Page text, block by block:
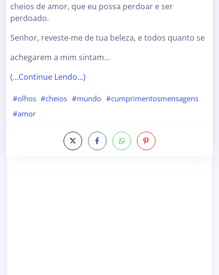
cheios de amor, que eu possa perdoar e ser
perdoado.
Senhor, reveste-me de tua beleza, e todos quanto se
achegarem a mim sintam…
(…Continue Lendo…)
#olhos #cheios #mundo #cumprimentosmensagens
#amor